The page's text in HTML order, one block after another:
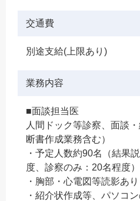
交通費
別途支給(上限あり)
業務内容
■面談担当医
人間ドック等診察、面談
断書作成業務含む）
・予定人数約90名（結果
度、診察のみ：20名程度）
・胸部・心電図等読影あ
・紹介状作成等、パソコ